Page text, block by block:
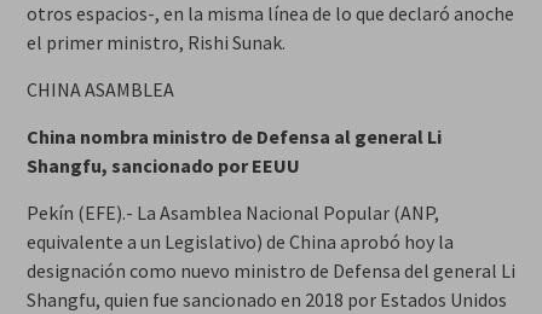
otros espacios-, en la misma línea de lo que declaró anoche
el primer ministro, Rishi Sunak.
CHINA ASAMBLEA
China nombra ministro de Defensa al general Li
Shangfu, sancionado por EEUU
Pekín (EFE).- La Asamblea Nacional Popular (ANP,
equivalente a un Legislativo) de China aprobó hoy la
designación como nuevo ministro de Defensa del general Li
Shangfu, quien fue sancionado en 2018 por Estados Unidos